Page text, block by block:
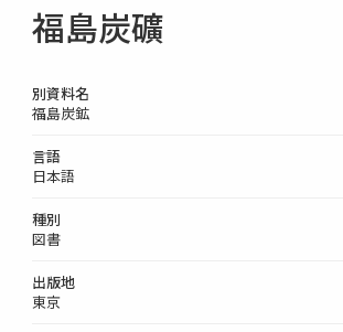
福島炭礦
別資料名
福島炭鉱
言語
日本語
種別
図書
出版地
東京